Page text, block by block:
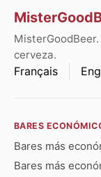
cerveza.
Français
BARES
Bares más
Bares más